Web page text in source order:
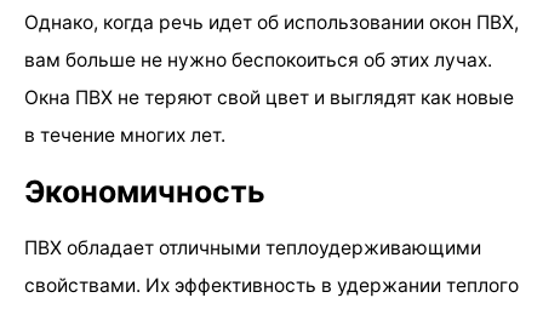
Однако, когда речь идет об использовании окон ПВХ,
вам больше не нужно беспокоиться об этих лучах.
Окна ПВХ не теряют свой цвет и выглядят как новые
в течение многих лет.
Экономичность
ПВХ обладает отличными теплоудерживающими
свойствами. Их эффективность в удержании теплого